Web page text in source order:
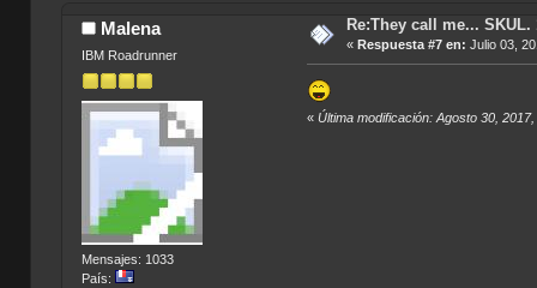
Malena
IBM Roadrunner
Mensajes: 1033
País:
Re:They call me... SKUL.
« Respuesta #7 en: Julio 03,
«Última modificación: Agosto 30,